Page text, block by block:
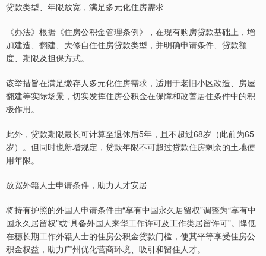
贷款类型、年限放宽，满足多元化住房需求
《办法》根据《住房公积金管理条例》，在现有购房贷款基础上，增
加建造、翻建、大修自住住房贷款类型，并明确申请条件、贷款额
度、期限及担保方式。
该举措旨在满足缴存人多元化住房需求，适用于老旧小区改造、房屋
翻建等实际场景，切实发挥住房公积金在保障和改善居住条件中的积
极作用。
此外，贷款期限最长可计算至退休后5年，且不超过68岁（此前为65
岁）。但同时也新增规定，贷款年限不可超过贷款住房剩余的土地使
用年限。
放宽外籍人士申请条件，助力人才安居
将持有护照的外国人申请条件由“享有中国永久居留权”调整为“享有中
国永久居留权”或“具备外国人来华工作许可及工作类居留许可”。降低
在穗长期工作外籍人士的住房公积金贷款门槛，使其平等享受住房公
积金权益，助力广州优化营商环境、吸引和留住人才。